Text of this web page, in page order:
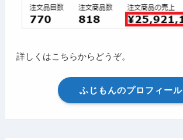
詳しくはこちらからどうぞ。
ふじもんのプロフィール